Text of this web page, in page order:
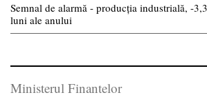
Semnal de alarmă - producția industrială, -
luni ale anului
Ministerul Finantelor